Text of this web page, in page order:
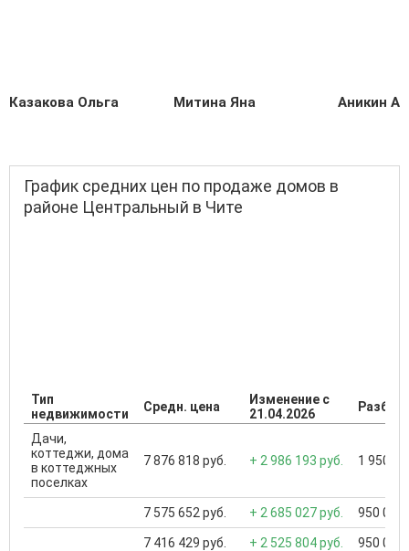
Казакова Ольга Митина Яна Аникин
График средних цен по продаже домов в
районе Центральный в Чите
Тип
недвижимости
Средн. цена
Изменение с
21.04.2026
Дачи,
коттеджи, дома
в коттеджных
поселках
7 876 818 руб. + 2 986 193 руб. 1 950
7 575 652 руб. + 2 685 027 руб. 950 000
7 416 429 руб. + 2 525 804 руб. 950 000